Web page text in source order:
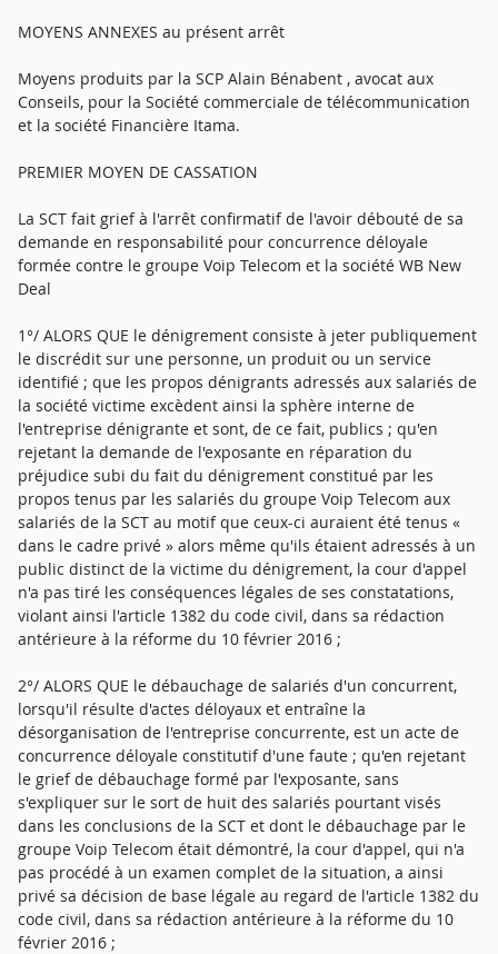
MOYENS ANNEXES au présent arrêt
Moyens produits par la SCP Alain Bénabent , avocat aux
Conseils, pour la Société commerciale de télécommunication
et la société Financière Itama.
PREMIER MOYEN DE CASSATION
La SCT fait grief à l'arrêt confirmatif de l'avoir débouté de sa
demande en responsabilité pour concurrence déloyale
formée contre le groupe Voip Telecom et la société WB New
Deal
1°/ ALORS QUE le dénigrement consiste à jeter publiquement
le discrédit sur une personne, un produit ou un service
identifié ; que les propos dénigrants adressés aux salariés de
la société victime excèdent ainsi la sphère interne de
l'entreprise dénigrante et sont, de ce fait, publics ; qu'en
rejetant la demande de l'exposante en réparation du
préjudice subi du fait du dénigrement constitué par les
propos tenus par les salariés du groupe Voip Telecom aux
salariés de la SCT au motif que ceux-ci auraient été tenus «
dans le cadre privé » alors même qu'ils étaient adressés à un
public distinct de la victime du dénigrement, la cour d'appel
n'a pas tiré les conséquences légales de ses constatations,
violant ainsi l'article 1382 du code civil, dans sa rédaction
antérieure à la réforme du 10 février 2016 ;
2°/ ALORS QUE le débauchage de salariés d'un concurrent,
lorsqu'il résulte d'actes déloyaux et entraîne la
désorganisation de l'entreprise concurrente, est un acte de
concurrence déloyale constitutif d'une faute ; qu'en rejetant
le grief de débauchage formé par l'exposante, sans
s'expliquer sur le sort de huit des salariés pourtant visés
dans les conclusions de la SCT et dont le débauchage par le
groupe Voip Telecom était démontré, la cour d'appel, qui n'a
pas procédé à un examen complet de la situation, a ainsi
privé sa décision de base légale au regard de l'article 1382 du
code civil, dans sa rédaction antérieure à la réforme du 10
février 2016 ;